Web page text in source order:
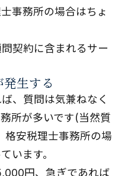
事務所の場合はちょ
契約に含まれるサー
生する
、質問は気兼ねなく
所が多いです(当然質
格安税理士事務所の場
います。
円、急ぎであれば